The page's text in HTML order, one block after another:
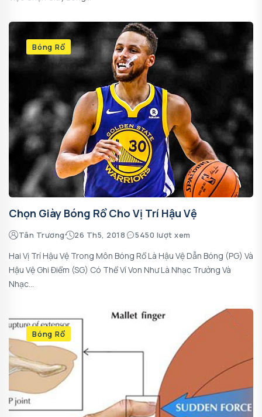
Bóng Rổ
Chọn Giày Bóng Rổ Cho Vị Trí Hậu Vệ
Tân Trương 26 Th5, 2018 5450 lượt xem
Hai Vị Trí Hậu Vệ Trong Môn Bóng Rổ Là Hậu Vệ Dẫn Bóng (PG) Và
Hậu Vệ Ghi Điểm (SG) Có Thể Ví Von Như Là Nhạc Trưởng Và
Nhạc...
Bóng Rổ